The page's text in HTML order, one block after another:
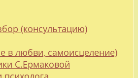
(консультацию)
в любви, самоисцеление)
С.Ермаковой